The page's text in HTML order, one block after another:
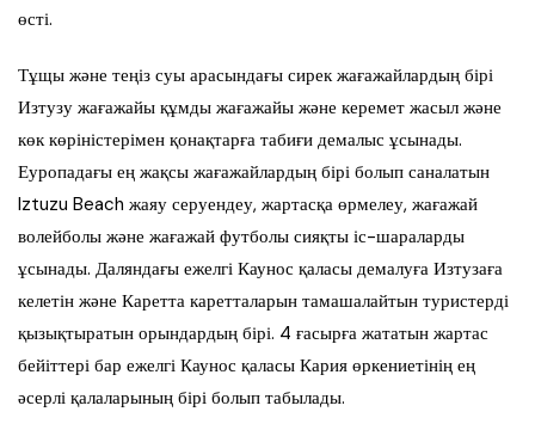
өсті.
Тұщы және теңіз суы арасындағы сирек жағажайлардың бірі
Изтузу жағажайы құмды жағажайы және керемет жасыл және
көк көріністерімен қонақтарға табиғи демалыс ұсынады.
Еуропадағы ең жақсы жағажайлардың бірі болып саналатын
Iztuzu Beach жаяу серуендеу, жартасқа өрмелеу, жағажай
волейболы және жағажай футболы сияқты іс-шараларды
ұсынады. Даляндағы ежелгі Каунос қаласы демалуға Изтузаға
келетін және Каретта каретталарын тамашалайтын туристерді
қызықтыратын орындардың бірі. 4 ғасырға жататын жартас
бейіттері бар ежелгі Каунос қаласы Кария өркениетінің ең
әсерлі қалаларының бірі болып табылады.